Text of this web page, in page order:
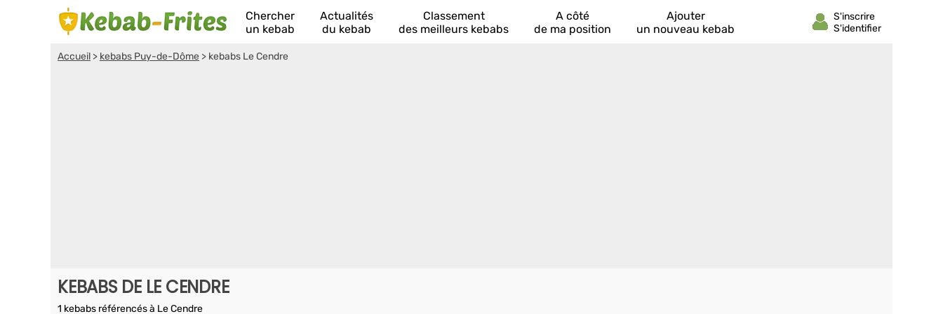
Chercher
un kebab
Actualités
du kebab
Classement
des meilleurs kebabs
A côté
de ma position
Ajouter
un nouveau kebab
Accueil > kebabs Puy-de-Dôme > kebabs Le Cendre
KEBABS DE LE CENDRE
1 kebabs référencés à Le Cendre